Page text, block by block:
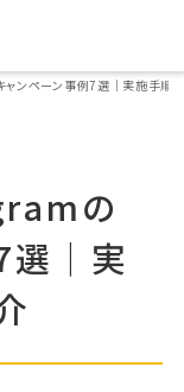
ャンペーン事例7選｜実施手順
の
選｜実